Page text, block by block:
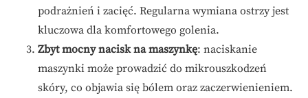
podrażnień i zacięć. Regularna wymiana ostrzy jest
kluczowa dla komfortowego golenia.
Zbyt mocny nacisk na maszynkę: naciskanie
maszynki może prowadzić do mikrouszkodzeń
skóry, co objawia się bólem oraz zaczerwienieniem.